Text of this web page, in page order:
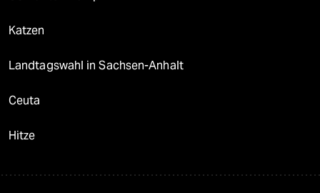
Katzen
Landtagswahl in Sachsen-Anhalt
Ceuta
Hitze